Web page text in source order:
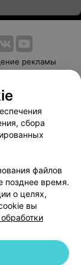
рекламы
оплаты
Беларусь,
сбора
файлов
позднее время.
о целях,
вы